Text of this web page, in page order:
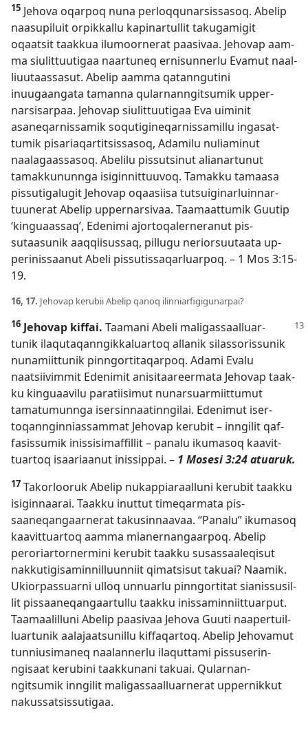
15 Jehova oqar­poq nuna perloq­qunarsis­sasoq. Abelip
naasupiluit or­pik­kal­lu kapinar­tul­lit takugamigit
oqaatsit taak­kua ilumoor­nerat paasivaa. Jehovap aam­
ma siulit­tuutigaa naar­tuneq er­nisun­nerlu Evamut naal­
liuutaas­sasut. Abelip aam­ma qatan­ngutini
inuugaangata taman­na qular­nan­ngitsumik up­per­
narsisar­paa. Jehovap siulit­tuutigaa Eva uiminit
asaneqar­nis­samik soqutigineqar­nis­samil­lu ingasat­
tumik pisariaqar­titsis­sasoq, Adamilu nuliaminut
naalagaas­sasoq. Abelilu pis­sutsinut alianar­tunut
tamak­kunun­nga isigin­nit­tuuvoq. Tamak­ku tamaasa
pis­sutigalugit Jehovap oqaasiisa tutsuiginarluin­nar­
tuunerat Abelip up­per­narsivaa. Taamaat­tumik Guutip
‘kinguaas­saq’, Edenimi ajor­toqaler­neranut pis­
sutaasunik aaq­qiisus­saq, pil­lugu neriorsuutaata up­
perinis­saanut Abeli pis­sutis­saqarluar­poq. – 1 Mos 3:15-
19.
16, 17. Jehovap kerubii Abelip qanoq ilin­niarfigigunar­pai?
16 Jehovap kiffai. Taamani Abeli maligas­saal­luar­
tunik ilaqutaqan­ngik­kaluar­toq al­lanik silas­soris­sunik
nunamiit­tunik pin­ngor­titaqar­poq. Adami Evalu
naatsiivim­mit Edenimit anisitaareermata Jehovap taak­
ku kinguaavilu paratiisimut nunarsuarmiit­tumut
tamatumun­nga isersin­naatin­ngilai. Edenimut iser­
toqan­ngin­nias­sam­mat Jehovap kerubit – in­ngilit qaf­
fasis­sumik inis­sisimaf­fil­lit – panalu ikumasoq kaavit­
tuar­toq isaariaanut inis­sip­pai. – 1 Mosesi 3:24atuaruk.
17 Takorlooruk Abelip nukap­piaraal­luni kerubit taak­ku
isigin­naarai. Taak­ku inut­tut timeqarmata pis­
saaneqangaar­nerat takusin­naavaa. “Panalu” ikumasoq
kaavit­tuar­toq aam­ma mianer­nangaar­poq. Abelip
peroriar­tor­nermini kerubit taak­ku susas­saaleqisut
nak­kutigisamin­nil­luun­niit qimatsisut takuai? Naamik.
Ukior­pas­suar­ni ul­loq un­nuarlu pin­ngor­titat sianis­susil­
lit pis­saaneqangaar­tul­lu taak­ku inis­samin­niit­tuar­put.
Taamaalil­luni Abelip paasivaa Jehova Guuti naaper­tuil­
luar­tunik aalajaatsunil­lu kif­faqar­toq. Abelip Jehovamut
tun­niusimaneq naalan­nerlu ilaqut­tami pis­suserin­
ngisaat kerubini taak­kunani takuai. Qular­nan­
ngitsumik in­ngilit maligas­saal­luar­nerat up­per­nik­kut
nakus­satsis­sutigaa.